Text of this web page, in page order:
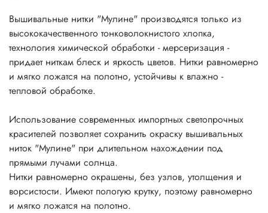
Вышивальные нитки "Мулине" производятся только из
высококачественного тонковолокнистого хлопка,
технология химической обработки - мерсеризация -
придает ниткам блеск и яркость цветов. Нитки равномерно
и мягко ложатся на полотно, устойчивы к влажно -
тепловой обработке.
Использование современных импортных светопрочных
красителей позволяет сохранить окраску вышивальных
ниток "Мулине" при длительном нахождении под
прямыми лучами солнца.
Нитки равномерно окрашены, без узлов, утолщения и
ворсистости. Имеют пологую крутку, поэтому равномерно
и мягко ложатся на полотно.